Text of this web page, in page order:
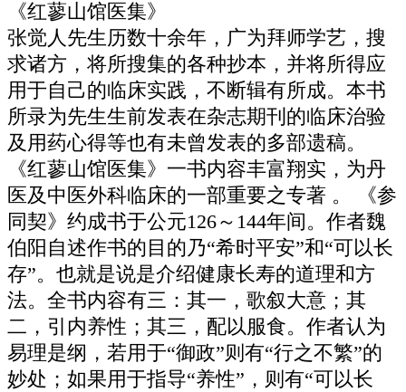
《红蓼山馆医集》
张觉人先生历数十余年，广为拜师学艺，搜
求诸方，将所搜集的各种抄本，并将所得应
用于自己的临床实践，不断辑有所成。本书
所录为先生生前发表在杂志期刊的临床治验
及用药心得等也有未曾发表的多部遗稿。
《红蓼山馆医集》一书内容丰富翔实，为丹
医及中医外科临床的一部重要之专著 。 《参
同契》约成书于公元126～144年间。作者魏
伯阳自述作书的目的乃“希时平安”和“可以长
存”。也就是说是介绍健康长寿的道理和方
法。全书内容有三：其一，歌叙大意；其
二，引内养性；其三，配以服食。作者认为
易理是纲，若用于“御政”则有“行之不繁”的
妙处；如果用于指导“养性”，则有“可以长